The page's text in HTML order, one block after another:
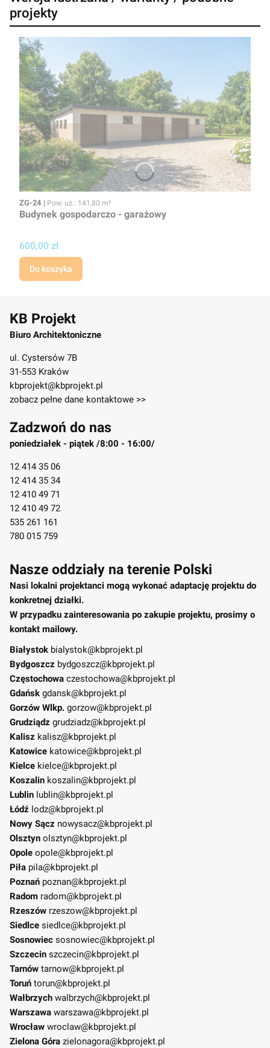
projekty
Kod
ZG-24 Powierzchnia użytkowa
Pow. uż.: 141,80 m²
Budynek gospodarczo - garażowy
Cena projektu
600,00 zł
Do koszyka
KB Projekt
Biuro Architektoniczne
ul. Cystersów 7B
31-553 Kraków
kbprojekt@kbprojekt.pl
zobacz pełne dane kontaktowe >>
Zadzwoń do nas
poniedziałek - piątek /8:00 - 16:00/
12 414 35 06
12 414 35 34
12 410 49 71
12 410 49 72
535 261 161
780 015 759
Nasze oddziały na terenie Polski
Nasi lokalni projektanci mogą wykonać adaptację projektu do
konkretnej działki.
W przypadku zainteresowania po zakupie projektu, prosimy o
kontakt mailowy.
Białystok bialystok@kbprojekt.pl
Bydgoszcz bydgoszcz@kbprojekt.pl
Częstochowa czestochowa@kbprojekt.pl
Gdańsk gdansk@kbprojekt.pl
Gorzów Wlkp. gorzow@kbprojekt.pl
Grudziądz grudziadz@kbprojekt.pl
Kalisz kalisz@kbprojekt.pl
Katowice katowice@kbprojekt.pl
Kielce kielce@kbprojekt.pl
Koszalin koszalin@kbprojekt.pl
Lublin lublin@kbprojekt.pl
Łódź lodz@kbprojekt.pl
Nowy Sącz nowysacz@kbprojekt.pl
Olsztyn olsztyn@kbprojekt.pl
Opole opole@kbprojekt.pl
Piła pila@kbprojekt.pl
Poznań poznan@kbprojekt.pl
Radom radom@kbprojekt.pl
Rzeszów rzeszow@kbprojekt.pl
Siedlce siedlce@kbprojekt.pl
Sosnowiec sosnowiec@kbprojekt.pl
Szczecin szczecin@kbprojekt.pl
Tarnów tarnow@kbprojekt.pl
Toruń torun@kbprojekt.pl
Wałbrzych walbrzych@kbprojekt.pl
Warszawa warszawa@kbprojekt.pl
Wrocław wroclaw@kbprojekt.pl
Zielona Góra zielonagora@kbprojekt.pl